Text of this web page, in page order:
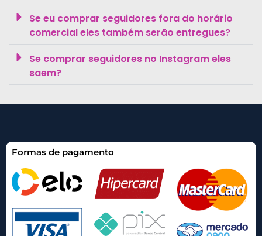
Se eu comprar seguidores fora do horário
comercial eles também serão entregues?
Se comprar seguidores no Instagram eles
saem?
Formas de pagamento